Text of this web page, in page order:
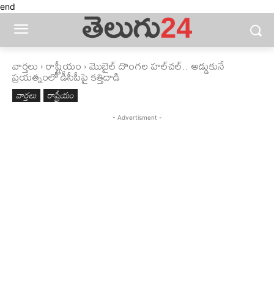
end
వార్తలు రాష్ట్రీయం మొబైల్ దొంగ‌ల హ‌ల్‌చ‌ల్‌.. అడ్డుకునే
ప్రయత్నంలో డీసీపీపై కత్తిదాడి
వార్తలు రాష్ట్రీయం
- Advertisment -